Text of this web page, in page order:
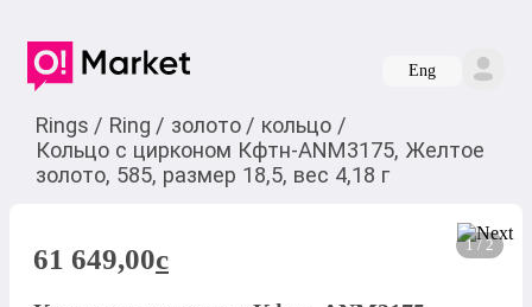
Eng
Rings / Ring / золото / кольцо /
Кольцо с цирконом Кфтн-ANM3175, Желтое
золото, 585, размер 18,5, вес 4,18 г
1 / 2
61 649,00c